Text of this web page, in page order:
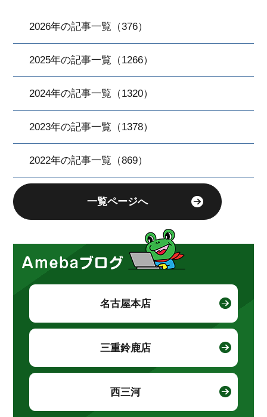
2026年の記事一覧（376）
2025年の記事一覧（1266）
2024年の記事一覧（1320）
2023年の記事一覧（1378）
2022年の記事一覧（869）
一覧ページへ
名古屋本店
三重鈴鹿店
西三河